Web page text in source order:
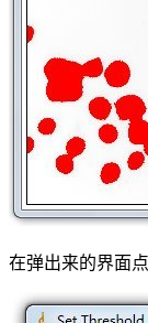
在弹出来的界面